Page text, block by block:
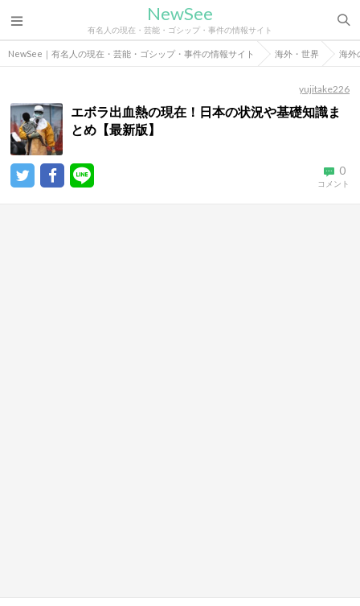
NewSee
有名人の現在・芸能・ゴシップ・事件の情報サイト
NewSee｜有名人の現在・芸能・ゴシップ・事件の情報サイト 海外・世界 海外
yujitake226
エボラ出血熱の現在！日本の状況や基礎知識ま
とめ【最新版】
0
コメント